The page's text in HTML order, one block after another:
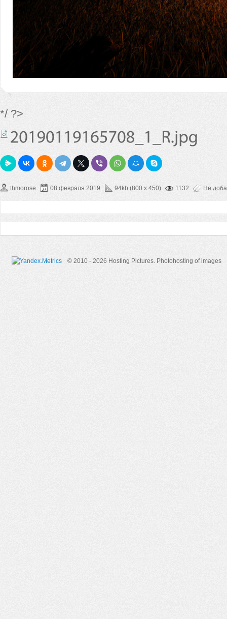
*/ ?>
thmorose 08 февраля 2019 94kb (800 x 450) 1132 Не
© 2010 - 2026 Hosting Pictures. Photohosting of images